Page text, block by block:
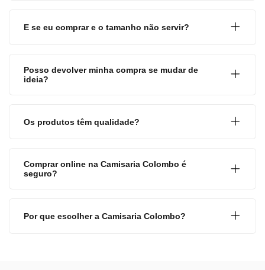
E se eu comprar e o tamanho não servir?
Posso devolver minha compra se mudar de
ideia?
Os produtos têm qualidade?
Comprar online na Camisaria Colombo é
seguro?
Por que escolher a Camisaria Colombo?